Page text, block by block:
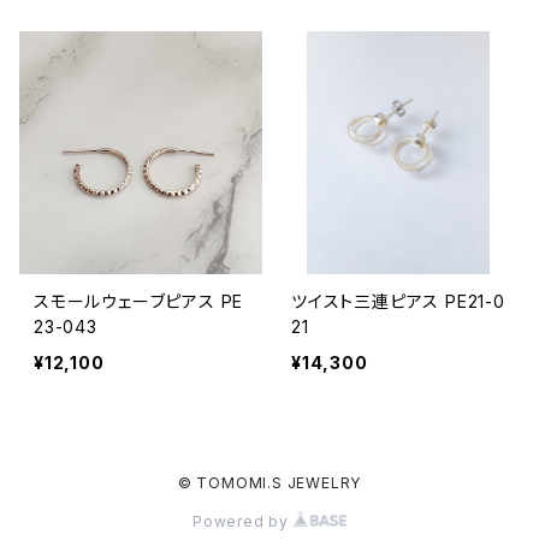
スモールウェーブピアス PE
23-043
¥12,100
ツイスト三連ピアス PE21-0
21
¥14,300
© TOMOMI.S JEWELRY
Powered by